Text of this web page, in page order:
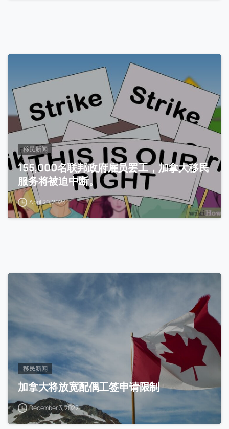
移民新闻
155,000名联邦政府雇员罢工，加拿大移民
服务将被迫中断。
April 20, 2023
移民新闻
加拿大将放宽配偶工签申请限制
December 3, 2022